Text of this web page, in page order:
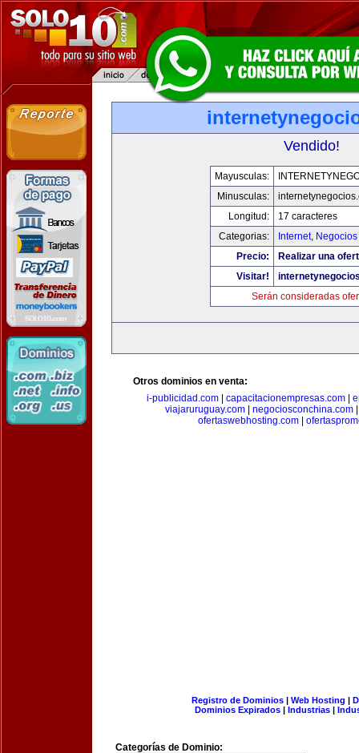
Vendido!
Mayusculas:
Minusculas:
Longitud:
17 caracteres
Categorias:
Internet, Negocios
Precio:
Realizar una
Visitar!
Serán consideradas
Otros dominios en venta:
i-publicidad.com| capacitacionempresas.com|
viajaruruguay.com| negociosconchina.com
ofertaswebhosting.com|
Registro de Dominios| Web Hosting |
Dominios Expirados | Industrias |
Categorías de Dominio: